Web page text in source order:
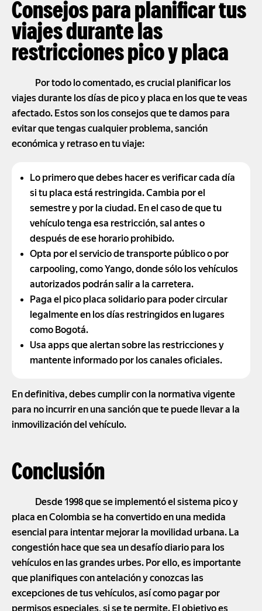
Consejos para planificar tus
viajes durante las
restricciones pico y placa
Por todo lo comentado, es crucial planificar los
viajes durante los días de pico y placa en los que te veas
afectado. Estos son los consejos que te damos para
evitar que tengas cualquier problema, sanción
económica y retraso en tu viaje:
Lo primero que debes hacer es verificar cada día
si tu placa está restringida. Cambia por el
semestre y por la ciudad. En el caso de que tu
vehículo tenga esa restricción, sal antes o
después de ese horario prohibido.
Opta por el servicio de transporte público o por
carpooling, como Yango, donde sólo los vehículos
autorizados podrán salir a la carretera.
Paga el pico placa solidario para poder circular
legalmente en los días restringidos en lugares
como Bogotá.
Usa apps que alertan sobre las restricciones y
mantente informado por los canales oficiales.
En definitiva, debes cumplir con la normativa vigente
para no incurrir en una sanción que te puede llevar a la
inmovilización del vehículo.
Conclusión
Desde 1998 que se implementó el sistema pico y
placa en Colombia se ha convertido en una medida
esencial para intentar mejorar la movilidad urbana. La
congestión hace que sea un desafío diario para los
vehículos en las grandes urbes. Por ello, es importante
que planifiques con antelación y conozcas las
excepciones de tus vehículos, así como pagar por